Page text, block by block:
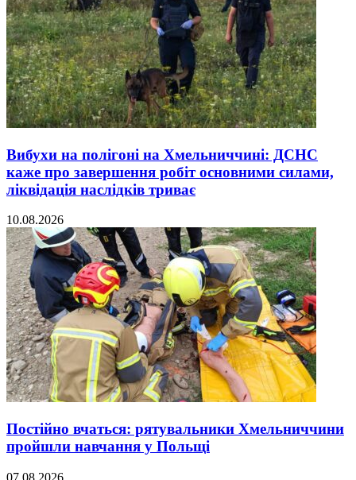
Вибухи на полігоні на Хмельниччині: ДСНС
каже про завершення робіт основними силами,
ліквідація наслідків триває
10.08.2026
Постійно вчаться: рятувальники Хмельниччини
пройшли навчання у Польщі
07.08.2026